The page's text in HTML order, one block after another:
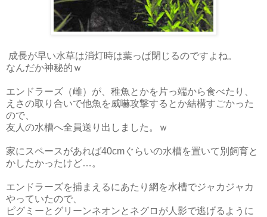
成長が早い水草は消灯時は葉っぱ閉じるのですよね。
なんだか神秘的ｗ
エンドラーズ（雌）が、稚魚とかを片っ端から食べたり、
えさの取り合いで他魚を威嚇攻撃するとか結構すごかった
ので、
友人の水槽へ全員送り出しました。ｗ
家にスペースがあれば40cmぐらいの水槽を置いて別飼育と
かしたかったけど…。
エンドラーズを捕まえるにあたり網を水槽でジャカジャカ
やっていたので、
ピグミーとグリーンネオンとネグロが人影で逃げるように